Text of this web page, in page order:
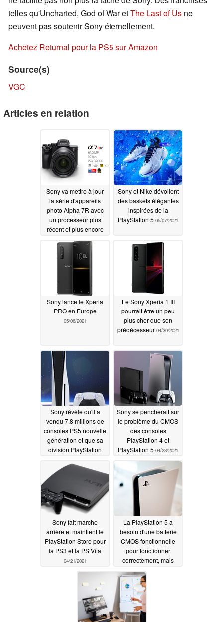
telles qu'Uncharted, God of War etThe Last of Us ne
peuvent pas soutenir Sony éternellement.
Achetez Returnal pour la PS5 sur Amazon
Source(s)
VGC
Articles en relation
Sony va mettre à jour
la série d'appareils
photo Alpha 7R avec
un processeur plus
récent et plus encore
05/07/2021
Sony et Nike dévoilent
des baskets élégantes
inspirées de la
PlayStation 5 05/07/2021
Sony lance le Xperia
PRO en Europe
05/06/2021
Le Sony Xperia 1 III
pourrait être un peu
plus cher que son
prédécesseur 04/30/2021
Sony révèle qu'il a
vendu 7,8 millions de
consoles PS5 nouvelle
génération et que sa
division PlayStation
bénéfices 04/29/2021
Sony se pencherait sur
le problème du CMOS
des consoles
PlayStation 4 et
PlayStation 5 04/23/2021
Sony fait marche
arrière et maintient le
PlayStation Store pour
la PS3 et la PS Vita
04/21/2021
La PlayStation 5 a
besoin d'une batterie
CMOS fonctionnelle
pour fonctionner
correctement, mais
Sony a également fait
en sorte que la cellule
3V soit une mission à
remplacer